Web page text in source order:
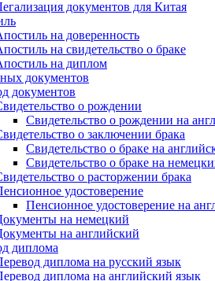
документов для Китая
на доверенность
на свидетельство о браке
на диплом
документов
документов
о рождении
Свидетельство о рождении на
о заключении брака
Свидетельство о браке на
Свидетельство о браке на
о расторжении брака
удостоверение
Пенсионное удостоверение на
на немецкий
на английский
диплома
диплома на русский язык
диплома на английский язык